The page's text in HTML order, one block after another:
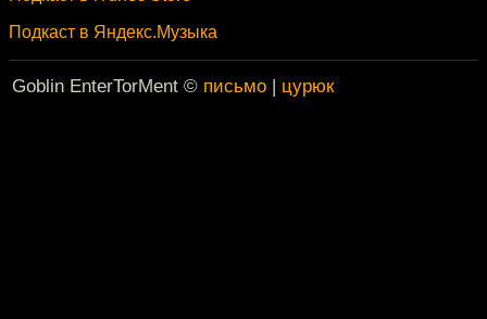
Подкаст в Яндекс.Музыка
Goblin EnterTorMent © письмо | цурюк